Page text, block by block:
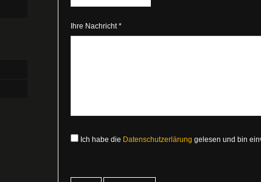
Ihre Nachricht *
Ich habe die Datenschutzerlärung gelesen und bin